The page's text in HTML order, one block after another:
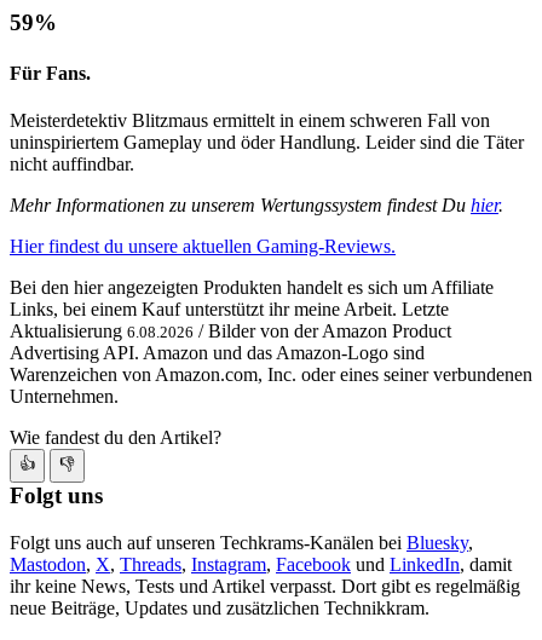
59%
Für Fans.
Meisterdetektiv Blitzmaus ermittelt in einem schweren Fall von
uninspiriertem Gameplay und öder Handlung. Leider sind die Täter
nicht auffindbar.
Mehr Informationen zu unserem Wertungssystem findest Du hier.
Hier findest du unsere aktuellen Gaming-Reviews.
Bei den hier angezeigten Produkten handelt es sich um Affiliate
Links, bei einem Kauf unterstützt ihr meine Arbeit. Letzte
Aktualisierung 6.08.2026 / Bilder von der Amazon Product
Advertising API. Amazon und das Amazon-Logo sind
Warenzeichen von Amazon.com, Inc. oder eines seiner verbundenen
Unternehmen.
Wie fandest du den Artikel?
👍 👎
Folgt uns
Folgt uns auch auf unseren Techkrams-Kanälen bei Bluesky,
Mastodon, X, Threads, Instagram, Facebook und LinkedIn, damit
ihr keine News, Tests und Artikel verpasst. Dort gibt es regelmäßig
neue Beiträge, Updates und zusätzlichen Technikkram.